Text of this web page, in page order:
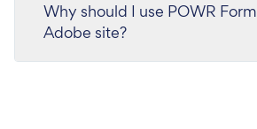
Why should I use POWR Form on my
Adobe site?